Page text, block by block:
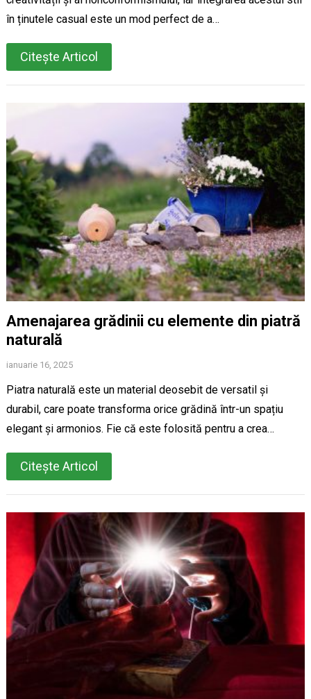
în ținutele casual este un mod perfect de a…
Citește Articol
Amenajarea grădinii cu elemente din piatră
naturală
ianuarie 16, 2025
Piatra naturală este un material deosebit de versatil și
durabil, care poate transforma orice grădină într-un spațiu
elegant și armonios. Fie că este folosită pentru a crea…
Citește Articol